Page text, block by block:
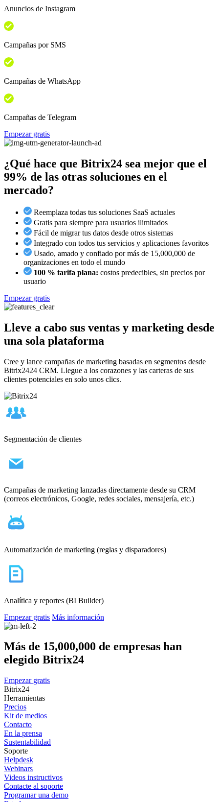
Anuncios de Instagram
Campañas por SMS
Campañas de WhatsApp
Campañas de Telegram
Empezar gratis
¿Qué hace que Bitrix24 sea mejor que el
99% de las otras soluciones en el
mercado?
Reemplaza todas tus soluciones SaaS actuales
Gratis para siempre para usuarios ilimitados
Fácil de migrar tus datos desde otros sistemas
Integrado con todos tus servicios y aplicaciones favoritos
Usado, amado y confiado por más de 15,000,000 de
organizaciones en todo el mundo
100 % tarifa plana: costos predecibles, sin precios por
usuario
Empezar gratis
Lleve a cabo sus ventas y marketing desde
una sola plataforma
Cree y lance campañas de marketing basadas en segmentos desde
Bitrix2424 CRM. Llegue a los corazones y las carteras de sus
clientes potenciales en solo unos clics.
Segmentación de clientes
Campañas de marketing lanzadas directamente desde su CRM
(correos electrónicos, Google, redes sociales, mensajería, etc.)
Automatización de marketing (reglas y disparadores)
Analítica y reportes (BI Builder)
Empezar gratis Más información
Más de 15,000,000 de empresas han
elegido Bitrix24
Empezar gratis
Bitrix24
Herramientas
Precios
Kit de medios
Contacto
En la prensa
Sustentabilidad
Soporte
Helpdesk
Webinars
Videos instructivos
Contacte al soporte
Programar una demo